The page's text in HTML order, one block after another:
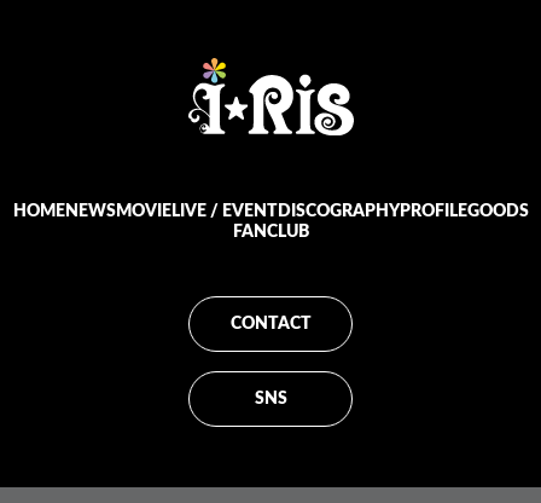
HOMENEWSMOVIELIVE / EVENT DISCOGRAPHYPROFILEGOODS
FANCLUB
CONTACT
SNS